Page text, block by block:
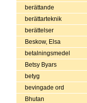
berättande
berättarteknik
berättelser
Beskow, Elsa
betalningsmedel
Betsy Byars
betyg
bevingade ord
Bhutan